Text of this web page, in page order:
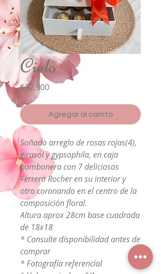
Cielo
$32.900Precio
Agregar al carrito
Soñado arreglo de rosas rojas(4),
girasol y gypsophila, en caja
bombonera con 7 deliciosos
Ferrero Rocher en su interior y
otro coronando en el centro de la
composición floral.
Altura aprox 28cm base cuadrada
de 18x18
* Consulte disponibilidad antes de
comprar
* Fotografía referencial